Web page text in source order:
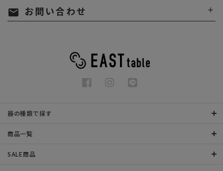
mail お問い合わせ
器の種類で探す
商品一覧
SALE商品